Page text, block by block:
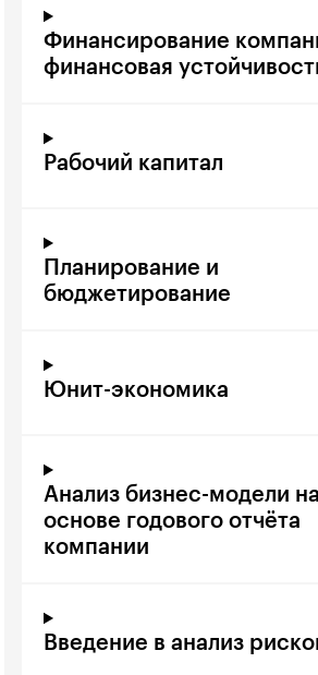
Финансирование
финансовая
Рабочий капитал
Планирование и
бюджетирование
Юнит-экономика
Анализ бизнес-модели на
основе годового отчёта
компании
Введение в анализ